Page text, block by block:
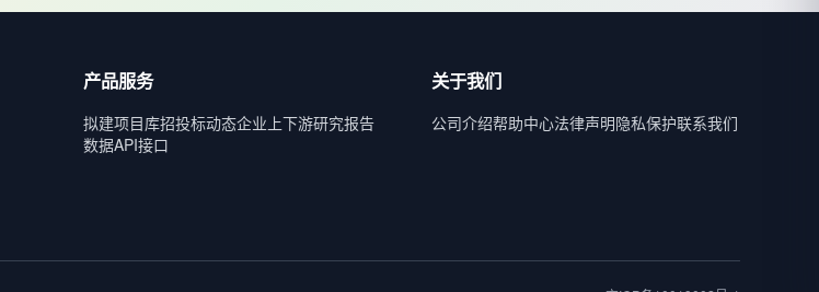
产品服务
拟建项目库招投标动态企业上下游研究报告
数据API接口
关于我们
公司介绍帮助中心法律声明隐私保护联系我们